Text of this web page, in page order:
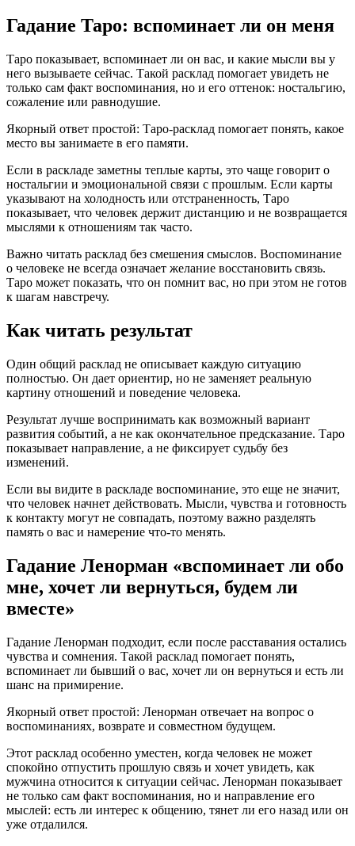
Гадание Таро: вспоминает ли он меня
Таро показывает, вспоминает ли он вас, и какие мысли вы у
него вызываете сейчас. Такой расклад помогает увидеть не
только сам факт воспоминания, но и его оттенок: ностальгию,
сожаление или равнодушие.
Якорный ответ простой: Таро-расклад помогает понять, какое
место вы занимаете в его памяти.
Если в раскладе заметны теплые карты, это чаще говорит о
ностальгии и эмоциональной связи с прошлым. Если карты
указывают на холодность или отстраненность, Таро
показывает, что человек держит дистанцию и не возвращается
мыслями к отношениям так часто.
Важно читать расклад без смешения смыслов. Воспоминание
о человеке не всегда означает желание восстановить связь.
Таро может показать, что он помнит вас, но при этом не готов
к шагам навстречу.
Как читать результат
Один общий расклад не описывает каждую ситуацию
полностью. Он дает ориентир, но не заменяет реальную
картину отношений и поведение человека.
Результат лучше воспринимать как возможный вариант
развития событий, а не как окончательное предсказание. Таро
показывает направление, а не фиксирует судьбу без
изменений.
Если вы видите в раскладе воспоминание, это еще не значит,
что человек начнет действовать. Мысли, чувства и готовность
к контакту могут не совпадать, поэтому важно разделять
память о вас и намерение что-то менять.
Гадание Ленорман «вспоминает ли обо
мне, хочет ли вернуться, будем ли
вместе»
Гадание Ленорман подходит, если после расставания остались
чувства и сомнения. Такой расклад помогает понять,
вспоминает ли бывший о вас, хочет ли он вернуться и есть ли
шанс на примирение.
Якорный ответ простой: Ленорман отвечает на вопрос о
воспоминаниях, возврате и совместном будущем.
Этот расклад особенно уместен, когда человек не может
спокойно отпустить прошлую связь и хочет увидеть, как
мужчина относится к ситуации сейчас. Ленорман показывает
не только сам факт воспоминания, но и направление его
мыслей: есть ли интерес к общению, тянет ли его назад или он
уже отдалился.